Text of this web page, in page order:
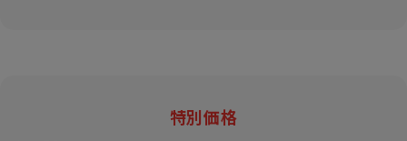
特別価格